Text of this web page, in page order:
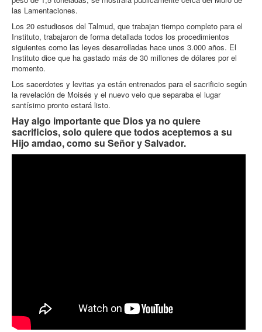
las Lamentaciones.
Los 20 estudiosos del Talmud, que trabajan tiempo completo para el
Instituto, trabajaron de forma detallada todos los procedimientos
siguientes como las leyes desarrolladas hace unos 3.000 años. El
Instituto dice que ha gastado más de 30 millones de dólares por el
momento.
Los sacerdotes y levitas ya están entrenados para el sacrificio según
la revelación de Moisés y el nuevo velo que separaba el lugar
santísimo pronto estará listo.
Hay algo importante que Dios ya no quiere
sacrificios, solo quiere que todos aceptemos a su
Hijo amdao, como su Señor y Salvador.